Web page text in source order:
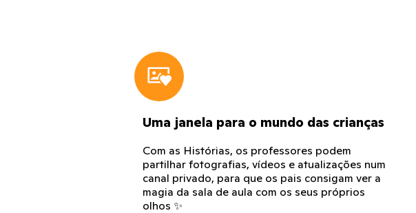
Uma janela para o mundo das crianças
Com as Histórias, os professores podem
partilhar fotografias, vídeos e atualizações num
canal privado, para que os pais consigam ver a
magia da sala de aula com os seus próprios
olhos ✨